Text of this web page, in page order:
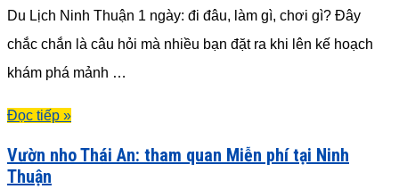
Du Lịch Ninh Thuận 1 ngày: đi đâu, làm gì, chơi gì? Đây
chắc chắn là câu hỏi mà nhiều bạn đặt ra khi lên kế hoạch
khám phá mảnh …
Đọc tiếp »
Vườn nho Thái An: tham quan Miễn phí tại Ninh
Thuận